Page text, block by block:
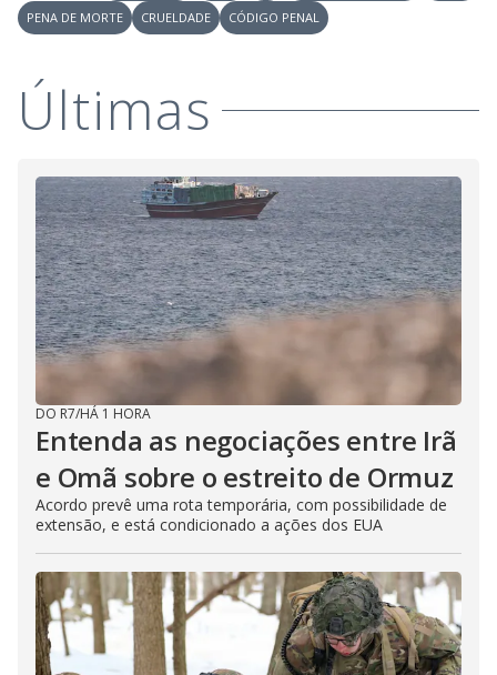
PENA DE MORTE
CRUELDADE CÓDIGO PENAL
Últimas
DO R7/HÁ 1 HORA
Entenda as negociações entre Irã
e Omã sobre o estreito de Ormuz
Acordo prevê uma rota temporária, com possibilidade de
extensão, e está condicionado a ações dos EUA